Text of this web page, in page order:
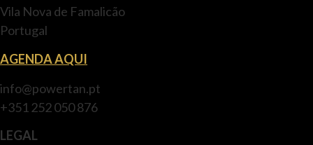
Vila Nova de Famalicão
Portugal
AGENDA AQUI
info@powertan.pt
+351 252 050 876
LEGAL